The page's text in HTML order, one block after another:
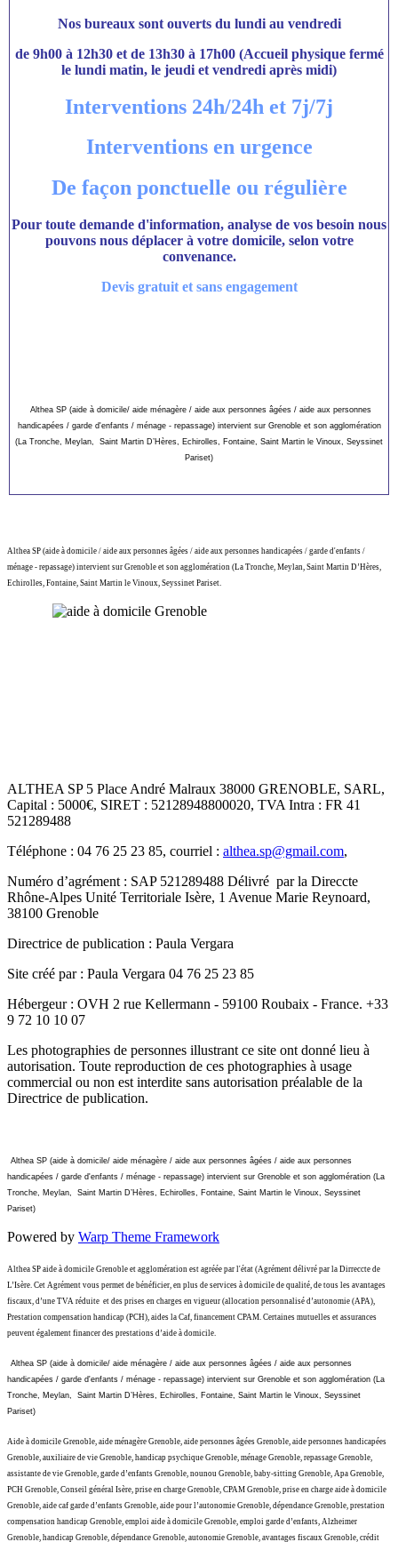
Nos bureaux sont ouverts du lundi au vendredi
de 9h00 à 12h30 et de 13h30 à 17h00 (Accueil physique fermé
le lundi matin, le jeudi et vendredi après midi)
Interventions 24h/24h et 7j/7j
Interventions en urgence
De façon ponctuelle ou régulière
Pour toute demande d'information, analyse de vos besoin nous
pouvons nous déplacer à votre domicile, selon votre
convenance.
Devis gratuit et sans engagement
Althea SP (aide à domicile/ aide ménagère / aide aux personnes âgées / aide aux personnes
handicapées / garde d'enfants / ménage - repassage) intervient sur Grenoble et son agglomération
(La Tronche, Meylan, Saint Martin D’Hères, Echirolles, Fontaine, Saint Martin le Vinoux, Seyssinet
Pariset)
Althea SP (aide à domicile / aide aux personnes âgées / aide aux personnes handicapées / garde d'enfants /
ménage - repassage) intervient sur Grenoble et son agglomération (La Tronche, Meylan, Saint Martin D’Hères,
Echirolles, Fontaine, Saint Martin le Vinoux, Seyssinet Pariset.
ALTHEA SP 5 Place André Malraux 38000 GRENOBLE, SARL,
Capital : 5000€, SIRET : 52128948800020, TVA Intra : FR 41
521289488
Téléphone : 04 76 25 23 85, courriel : althea.sp@gmail.com,
Numéro d’agrément : SAP 521289488 Délivré par la Direccte
Rhône-Alpes Unité Territoriale Isère, 1 Avenue Marie Reynoard,
38100 Grenoble
Directrice de publication : Paula Vergara
Site créé par : Paula Vergara 04 76 25 23 85
Hébergeur : OVH 2 rue Kellermann - 59100 Roubaix - France. +33
9 72 10 10 07
Les photographies de personnes illustrant ce site ont donné lieu à
autorisation. Toute reproduction de ces photographies à usage
commercial ou non est interdite sans autorisation préalable de la
Directrice de publication.
Althea SP (aide à domicile/ aide ménagère / aide aux personnes âgées / aide aux personnes
handicapées / garde d'enfants / ménage - repassage) intervient sur Grenoble et son agglomération (La
Tronche, Meylan, Saint Martin D’Hères, Echirolles, Fontaine, Saint Martin le Vinoux, Seyssinet
Pariset)
Powered by Warp Theme Framework
Althea SP aide à domicile Grenoble et agglomération est agréée par l'état (Agrément délivré par la Dirreccte de
L’Isère. Cet Agrément vous permet de bénéficier, en plus de services à domicile de qualité, de tous les avantages
fiscaux, d’une TVA réduite et des prises en charges en vigueur (allocation personnalisé d’autonomie (APA),
Prestation compensation handicap (PCH), aides la Caf, financement CPAM. Certaines mutuelles et assurances
peuvent également financer des prestations d’aide à domicile.
Althea SP (aide à domicile/ aide ménagère / aide aux personnes âgées / aide aux personnes
handicapées / garde d'enfants / ménage - repassage) intervient sur Grenoble et son agglomération (La
Tronche, Meylan, Saint Martin D’Hères, Echirolles, Fontaine, Saint Martin le Vinoux, Seyssinet
Pariset)
Aide à domicile Grenoble, aide ménagère Grenoble, aide personnes âgées Grenoble, aide personnes handicapées
Grenoble, auxiliaire de vie Grenoble, handicap psychique Grenoble, ménage Grenoble, repassage Grenoble,
assistante de vie Grenoble, garde d’enfants Grenoble, nounou Grenoble, baby-sitting Grenoble, Apa Grenoble,
PCH Grenoble, Conseil général Isère, prise en charge Grenoble, CPAM Grenoble, prise en charge aide à domicile
Grenoble, aide caf garde d’enfants Grenoble, aide pour l’autonomie Grenoble, dépendance Grenoble, prestation
compensation handicap Grenoble, emploi aide à domicile Grenoble, emploi garde d’enfants, Alzheimer
Grenoble, handicap Grenoble, dépendance Grenoble, autonomie Grenoble, avantages fiscaux Grenoble, crédit